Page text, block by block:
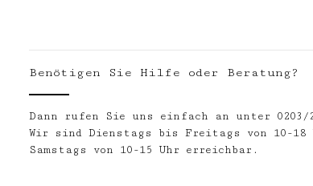
Benötigen Sie Hilfe oder Beratung?
Dann rufen Sie uns einfach an unter 0203/
Wir sind Dienstags bis Freitags von 10-18
Samstags von 10-15 Uhr erreichbar.